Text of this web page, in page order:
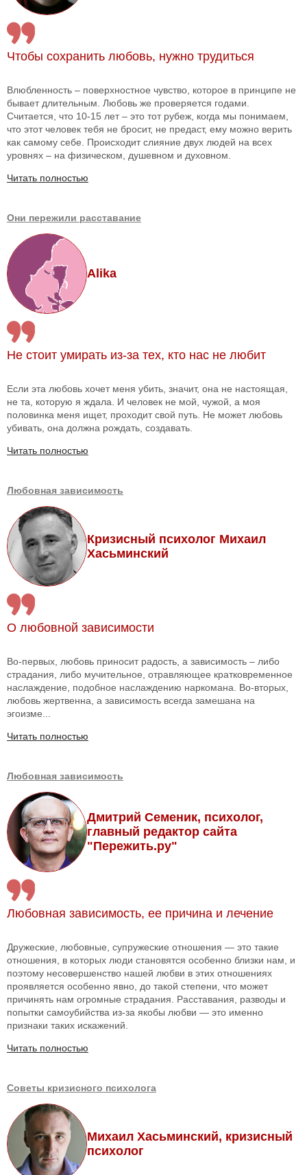
Чтобы сохранить любовь, нужно трудиться
Влюбленность – поверхностное чувство, которое в принципе не
бывает длительным. Любовь же проверяется годами.
Считается, что 10-15 лет – это тот рубеж, когда мы понимаем,
что этот человек тебя не бросит, не предаст, ему можно верить
как самому себе. Происходит слияние двух людей на всех
уровнях – на физическом, душевном и духовном.
Читать полностью
Они пережили расставание
Alika
Не стоит умирать из-за тех, кто нас не любит
Если эта любовь хочет меня убить, значит, она не настоящая,
не та, которую я ждала. И человек не мой, чужой, а моя
половинка меня ищет, проходит свой путь. Не может любовь
убивать, она должна рождать, создавать.
Читать полностью
Любовная зависимость
Кризисный психолог Михаил
Хасьминский
О любовной зависимости
Во-первых, любовь приносит радость, а зависимость – либо
страдания, либо мучительное, отравляющее кратковременное
наслаждение, подобное наслаждению наркомана. Во-вторых,
любовь жертвенна, а зависимость всегда замешана на
эгоизме...
Читать полностью
Любовная зависимость
Дмитрий Семеник, психолог,
главный редактор сайта
"Пережить.ру"
Любовная зависимость, ее причина и лечение
Дружеские, любовные, супружеские отношения — это такие
отношения, в которых люди становятся особенно близки нам, и
поэтому несовершенство нашей любви в этих отношениях
проявляется особенно явно, до такой степени, что может
причинять нам огромные страдания. Расставания, разводы и
попытки самоубийства из-за якобы любви — это именно
признаки таких искажений.
Читать полностью
Советы кризисного психолога
Михаил Хасьминский, кризисный
психолог